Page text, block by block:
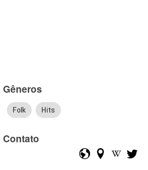
Gêneros
Folk Hits
Contato